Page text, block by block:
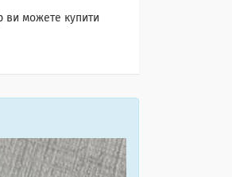
ви можете купити